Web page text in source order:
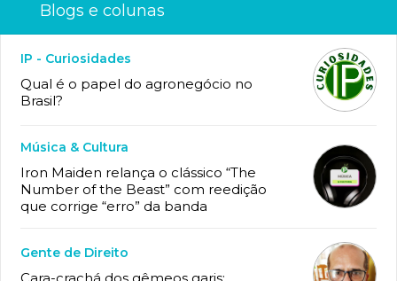
Blogs e colunas
IP - Curiosidades
Qual é o papel do agronegócio no
Brasil?
Música & Cultura
Iron Maiden relança o clássico “The
Number of the Beast” com reedição
que corrige “erro” da banda
Gente de Direito